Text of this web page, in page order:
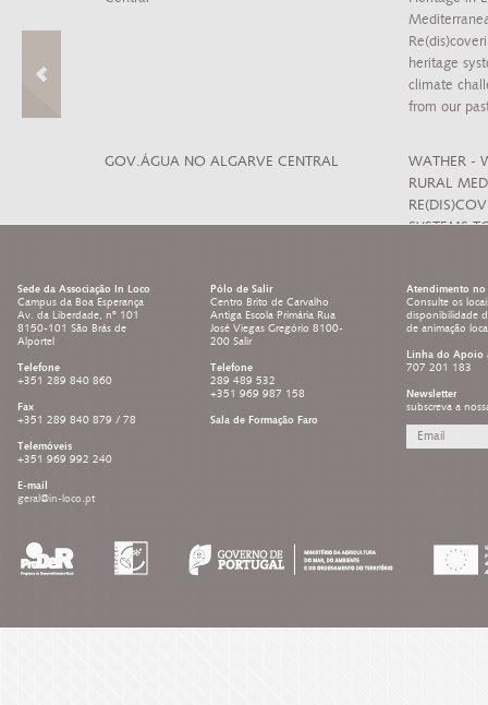
GOV.ÁGUA NO ALGARVE CENTRAL
WATHER -
RURAL
SYSTEMS
Sede da Associação In Loco
Campus da Boa Esperança
Av. da Liberdade, nº 101
8150-101 São Brás de
Alportel
Telefone
+351 289 840 860
Fax
+351 289 840 879 / 78
Telemóveis
+351 969 992 240
E-mail
geral@in-loco.pt
Pólo de Salir
Centro Brito de Carvalho
Antiga Escola Primária Rua
José Viegas Gregório 8100-
200 Salir
Telefone
289 489 532
+351 969 987 158
Sala de Formação Faro
Atendimento no
Consulte os
disponibilidade
de animação
Linha do Apoio
707 201 183
Newsletter
subscreva a